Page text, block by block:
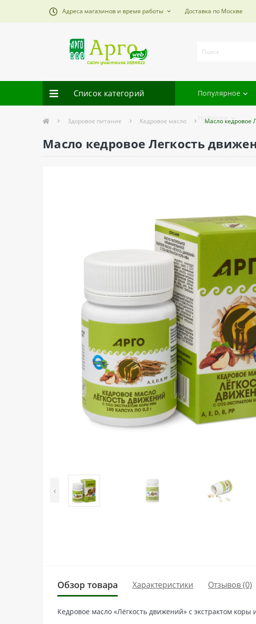
Адреса магазинов и время работы Доставка по Москве
Список категорий Популярное
Новинки
Здоровое питание Кедровое масло Масло кедровое
Масло кедровое Легкость
‹
Обзор товара Характеристики Отзывов (0)
Кедровое масло «Лёгкость движений» с экстрактом коры